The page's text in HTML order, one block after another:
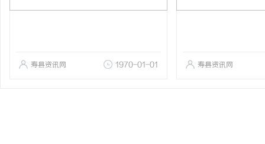
寿县资讯网 1970-01-01 寿县资讯网